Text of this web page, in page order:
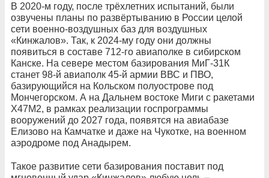
В 2020-м году, после трёхлетних испытаний, были
озвучены планы по развёртыванию в России целой
сети военно-воздушных баз для воздушных
«Кинжалов». Так, к 2024-му году они должны
появиться в составе 712-го авиаполке в сибирском
Канске. На севере местом базирования МиГ-31К
станет 98-й авиаполк 45-й армии ВВС и ПВО,
базирующийся на Кольском полуострове под
Мончегорском. А на Дальнем востоке Миги с ракетами
Х47М2, в рамках реализации госпрограммы
вооружений до 2027 года, появятся на авиабазе
Елизово на Камчатке и даже на Чукотке, на военном
аэродроме под Анадырем.
Такое развитие сети базирования поставит под